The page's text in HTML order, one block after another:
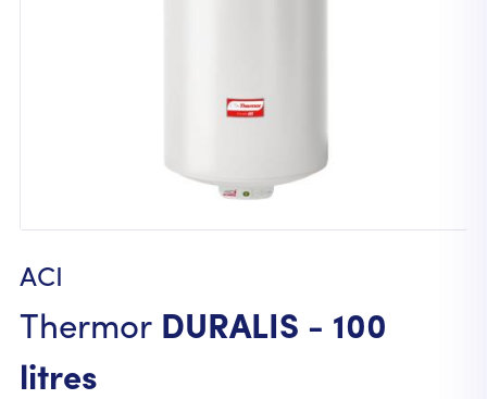
ACI
ThermorDURALIS - 100
litres